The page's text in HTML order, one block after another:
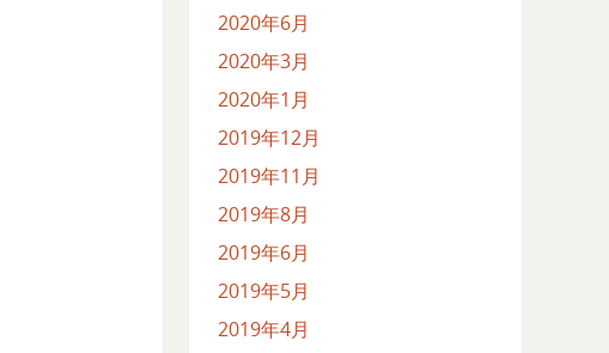
2020年6月
2020年3月
2020年1月
2019年12月
2019年11月
2019年8月
2019年6月
2019年5月
2019年4月